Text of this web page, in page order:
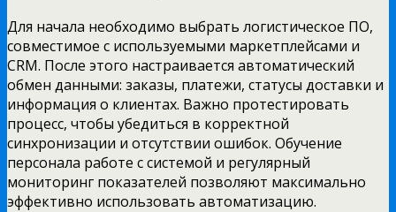
Для начала необходимо выбрать логистическое ПО,
совместимое с используемыми маркетплейсами и
CRM. После этого настраивается автоматический
обмен данными: заказы, платежи, статусы доставки и
информация о клиентах. Важно протестировать
процесс, чтобы убедиться в корректной
синхронизации и отсутствии ошибок. Обучение
персонала работе с системой и регулярный
мониторинг показателей позволяют максимально
эффективно использовать автоматизацию.